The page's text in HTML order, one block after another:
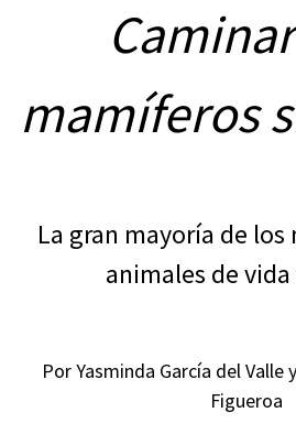
mamíferos
La gran mayoría de
animales de
Por Yasminda García del Valle
Figueroa